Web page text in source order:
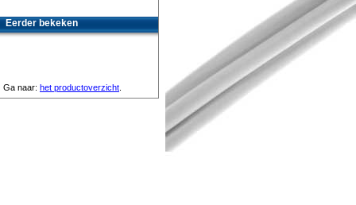
Eerder bekeken
Ga naar: het productoverzicht